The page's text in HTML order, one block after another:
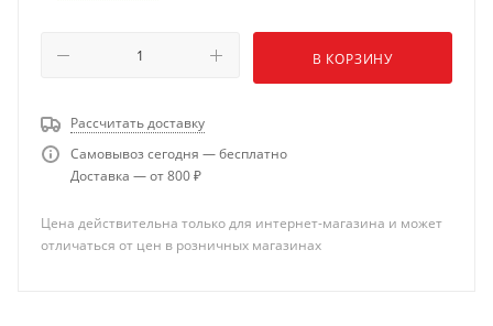
В КОРЗИНУ
Рассчитать доставку
Самовывоз сегодня — бесплатно
Доставка — от 800 ₽
Цена действительна только для интернет-магазина и может
отличаться от цен в розничных магазинах